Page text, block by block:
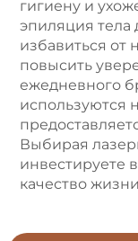
гигиену и
эпиляция тела
избавиться от
повысить
ежедневного
используются
Выбирая
инвестируете
качество